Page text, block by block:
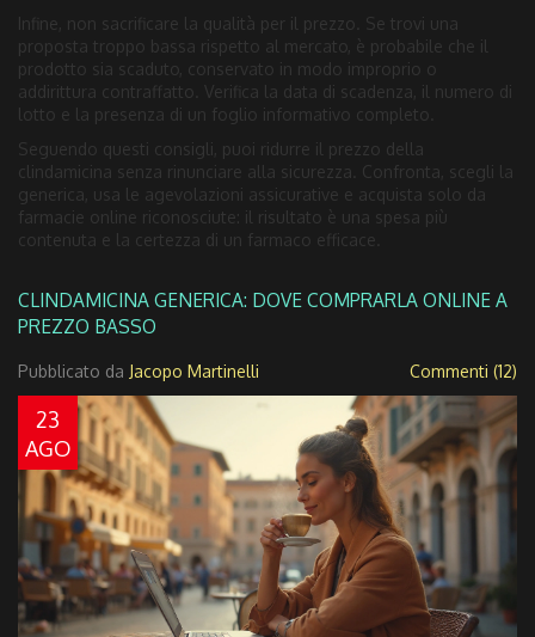
Infine, non sacrificare la qualità per il prezzo. Se trovi una
proposta troppo bassa rispetto al mercato, è probabile che il
prodotto sia scaduto, conservato in modo improprio o
addirittura contraffatto. Verifica la data di scadenza, il numero di
lotto e la presenza di un foglio informativo completo.
Seguendo questi consigli, puoi ridurre il prezzo della
clindamicina senza rinunciare alla sicurezza. Confronta, scegli la
generica, usa le agevolazioni assicurative e acquista solo da
farmacie online riconosciute: il risultato è una spesa più
contenuta e la certezza di un farmaco efficace.
CLINDAMICINA GENERICA: DOVE COMPRARLA ONLINE A
PREZZO BASSO
Pubblicato da Jacopo Martinelli Commenti (12)
23
AGO